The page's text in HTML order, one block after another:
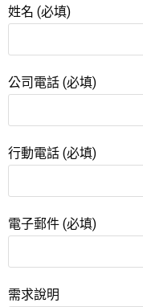
姓名 (必填)
公司電話 (必填)
行動電話 (必填)
電子郵件 (必填)
需求說明